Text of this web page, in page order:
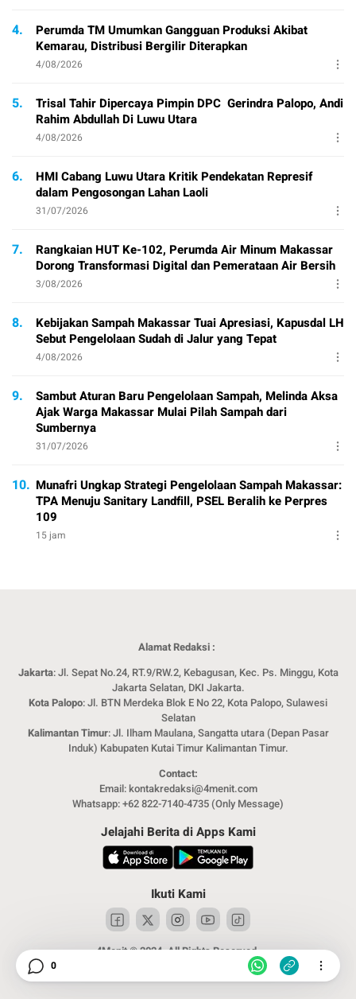
4.
Perumda TM Umumkan Gangguan Produksi Akibat
Kemarau, Distribusi Bergilir Diterapkan
4/08/2026
5.
Trisal Tahir Dipercaya Pimpin DPC Gerindra Palopo, Andi
Rahim Abdullah Di Luwu Utara
4/08/2026
6.
HMI Cabang Luwu Utara Kritik Pendekatan Represif
dalam Pengosongan Lahan Laoli
31/07/2026
7.
Rangkaian HUT Ke-102, Perumda Air Minum Makassar
Dorong Transformasi Digital dan Pemerataan Air Bersih
3/08/2026
8.
Kebijakan Sampah Makassar Tuai Apresiasi, Kapusdal LH
Sebut Pengelolaan Sudah di Jalur yang Tepat
4/08/2026
9.
Sambut Aturan Baru Pengelolaan Sampah, Melinda Aksa
Ajak Warga Makassar Mulai Pilah Sampah dari
Sumbernya
31/07/2026
10. Munafri Ungkap Strategi Pengelolaan Sampah Makassar:
TPA Menuju Sanitary Landfill, PSEL Beralih ke Perpres
109
15 jam
Alamat Redaksi :
Jakarta: Jl. Sepat No.24, RT.9/RW.2, Kebagusan, Kec. Ps. Minggu, Kota
Jakarta Selatan, DKI Jakarta.
Kota Palopo: Jl. BTN Merdeka Blok E No 22, Kota Palopo, Sulawesi
Selatan
Kalimantan Timur: Jl. Ilham Maulana, Sangatta utara (Depan Pasar
Induk) Kabupaten Kutai Timur Kalimantan Timur.
Contact:
Email: kontakredaksi@4menit.com
Whatsapp: +62 822-7140-4735 (Only Message)
Jelajahi Berita di Apps Kami
Ikuti Kami
4Menit © 2024. All Rights Reserved.
0